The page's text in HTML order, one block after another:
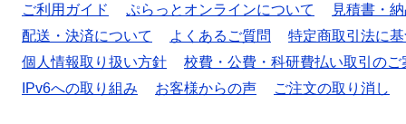
ご利用ガイド
ぷらっとオンラインについて
見積書・
配送・決済について
よくあるご質問
特定商取引法に
個人情報取り扱い方針
校費・公費・科研費払い取引のご
IPv6への取り組み
お客様からの声 ご注文の取り消し